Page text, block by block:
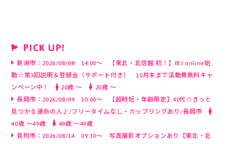
PICK UP!
新潟市：2026/08/08 14:00～ 【東北・北信越 初！】IBJ online始
動☆第3回説明＆登録会（サポート付き） 10月末まで活動費無料キャ
ンペーン中！
20歳 〜
20歳 〜
長岡市：2026/08/09 10:00～ 【超時短・年齢限定】40代☆きっと
見つかる運命の人♪/フリータイムなし・カップリングあり/長岡市
40歳 〜49歳
40歳 〜49歳
見附市：2026/08/14 09:30～ 写真撮影オプションあり【東北・北